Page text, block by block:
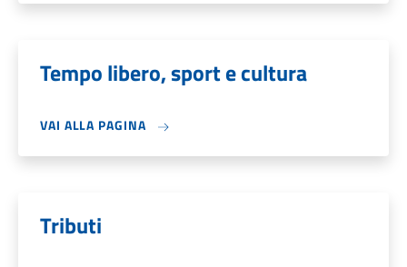
Tempo libero, sport e cultura
VAI ALLA PAGINA
Tributi